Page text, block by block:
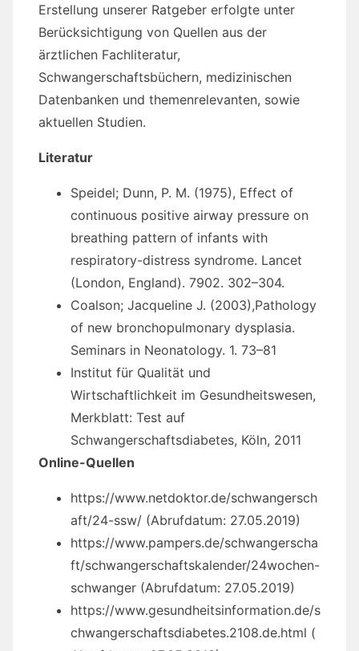
Erstellung unserer Ratgeber erfolgte unter
Berücksichtigung von Quellen aus der
ärztlichen Fachliteratur,
Schwangerschaftsbüchern, medizinischen
Datenbanken und themenrelevanten, sowie
aktuellen Studien.
Literatur
Speidel; Dunn, P. M. (1975), Effect of
continuous positive airway pressure on
breathing pattern of infants with
respiratory-distress syndrome. Lancet
(London, England). 7902. 302–304.
Coalson; Jacqueline J. (2003),Pathology
of new bronchopulmonary dysplasia.
Seminars in Neonatology. 1. 73–81
Institut für Qualität und
Wirtschaftlichkeit im Gesundheitswesen,
Merkblatt: Test auf
Schwangerschaftsdiabetes, Köln, 2011
Online-Quellen
https://www.netdoktor.de/schwangersch
aft/24-ssw/ (Abrufdatum: 27.05.2019)
https://www.pampers.de/schwangerscha
ft/schwangerschaftskalender/24wochen-
schwanger (Abrufdatum: 27.05.2019)
https://www.gesundheitsinformation.de/s
chwangerschaftsdiabetes.2108.de.html (